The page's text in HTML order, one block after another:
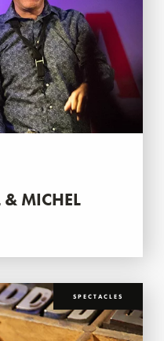
MICHEL
SPECTACLES